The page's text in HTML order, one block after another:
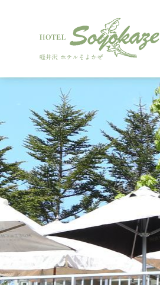
ミュージシャン決定！！